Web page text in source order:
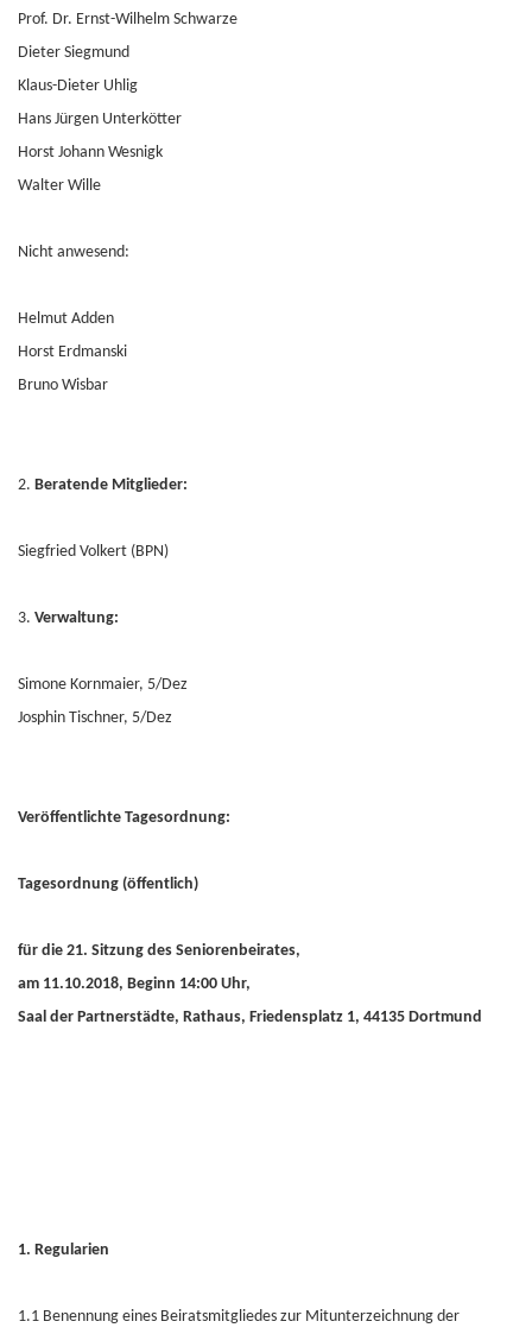
Prof. Dr. Ernst-Wilhelm Schwarze
Dieter Siegmund
Klaus-Dieter Uhlig
Hans Jürgen Unterkötter
Horst Johann Wesnigk
Walter Wille
Nicht anwesend:
Helmut Adden
Horst Erdmanski
Bruno Wisbar
2. Beratende Mitglieder:
Siegfried Volkert (BPN)
3. Verwaltung:
Simone Kornmaier, 5/Dez
Josphin Tischner, 5/Dez
Veröffentlichte Tagesordnung:
Tagesordnung (öffentlich)
für die 21. Sitzung des Seniorenbeirates,
am 11.10.2018, Beginn 14:00 Uhr,
Saal der Partnerstädte, Rathaus, Friedensplatz 1, 44135 Dortmund
1. Regularien
1.1 Benennung eines Beiratsmitgliedes zur Mitunterzeichnung der